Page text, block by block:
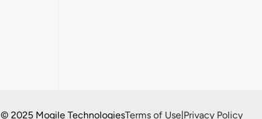
© 2025 Mogile TechnologiesTerms of Use|Privacy Policy